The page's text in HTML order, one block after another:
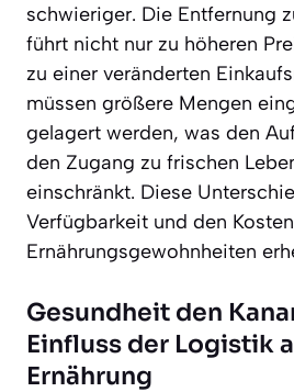
schwieriger. Die Entfernung
führt nicht nur zu höheren
zu einer veränderten
müssen größere Mengen
gelagert werden, was den
den Zugang zu frischen
einschränkt. Diese
Verfügbarkeit und den
Ernährungsgewohnheiten
Gesundheit den
Einfluss der Logistik
Ernährung